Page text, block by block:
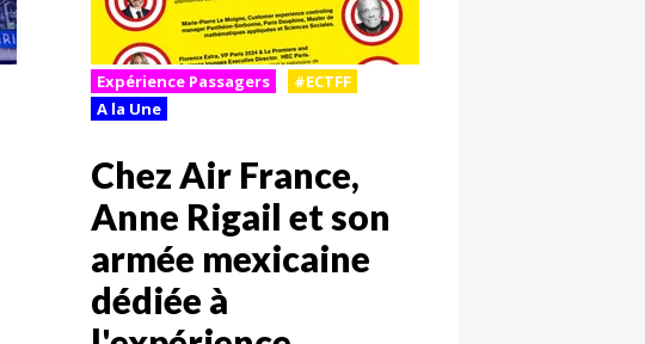
Expérience Passagers
#ECTFF
A la Une
Chez Air France,
Anne Rigail et son
armée mexicaine
dédiée à